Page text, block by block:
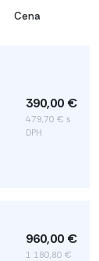
Cena
390,00 €
479,70 € s
DPH
960,00 €
1 180,80 €